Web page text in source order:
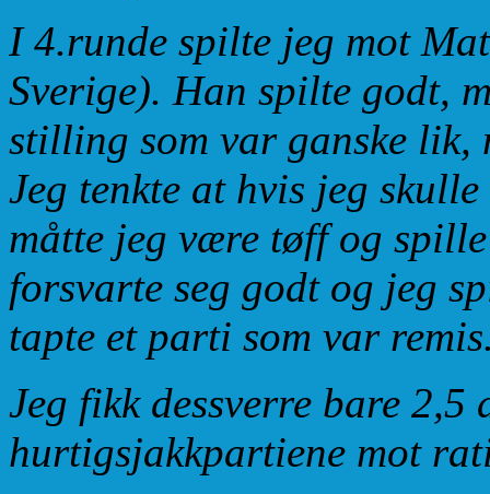
I 4.runde spilte jeg mot
Sverige). Han spilte godt,
stilling som var ganske lik,
Jeg tenkte at hvis jeg
måtte jeg være tøff og
forsvarte seg godt og jeg
tapte et parti som var
Jeg fikk dessverre bare 2,5
hurtigsjakkpartiene mot